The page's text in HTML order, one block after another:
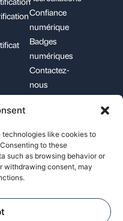
technologies like cookies to
to these
such as browsing behavior or
withdrawing consent, may
Confiance
numérique
Badges
numériques
Contactez-
nous
support@pecb.com
Board. Tous droits
Politique relative